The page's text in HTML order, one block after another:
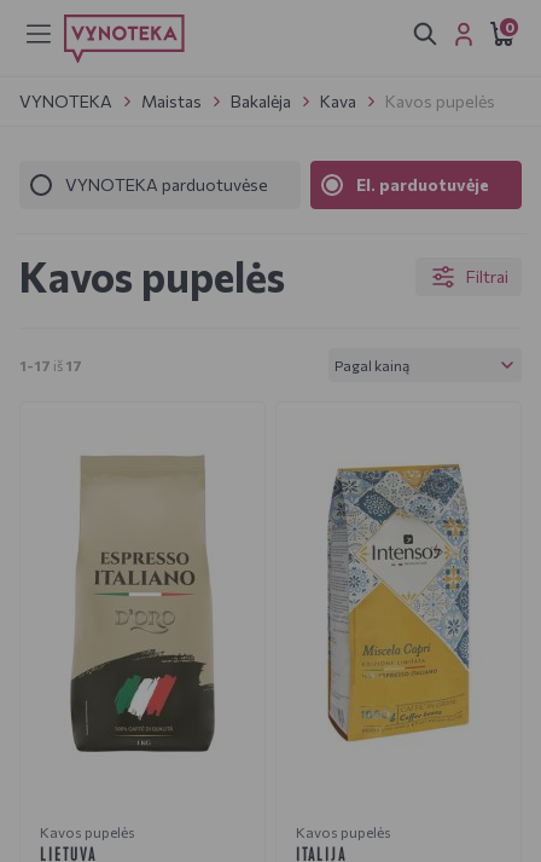
0
VYNOTEKA Maistas Bakalėja Kava Kavos pupelės
VYNOTEKA parduotuvėse El. parduotuvėje
Kavos pupelės Filtrai
Pagal kainą
1-17 iš 17
Kavos pupelės
LIETUVA
Kavos pupelės
ITALIJA